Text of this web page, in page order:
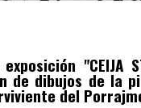
"CEIJA
de dibujos de la
del